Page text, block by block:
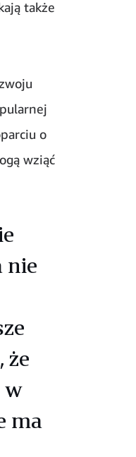
także
o
wziąć
nie
że
w
ma